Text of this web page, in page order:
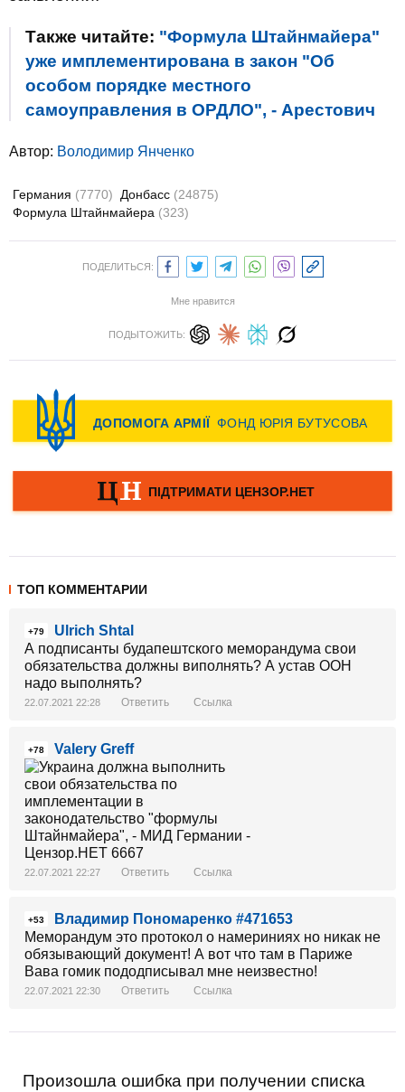
Также читайте: "Формула Штайнмайера"
уже имплементирована в закон "Об
особом порядке местного
самоуправления в ОРДЛО", - Арестович
Автор: Володимир Янченко
Германия (7770) Донбасс (24875)
Формула Штайнмайера (323)
ПОДЕЛИТЬСЯ:
Мне нравится
ПОДЫТОЖИТЬ:
ТОП КОММЕНТАРИИ
+79
Ulrich Shtal
А подписанты будапештского меморандума свои
обязательства должны виполнять? А устав ООН
надо выполнять?
22.07.2021 22:28 Ответить Ссылка
+78 Valery Greff
22.07.2021 22:27 Ответить Ссылка
+53
Владимир Пономаренко #471653
Меморандум это протокол о намериниях но никак не
обязывающий документ! А вот что там в Париже
Вава гомик пододписывал мне неизвестно!
22.07.2021 22:30 Ответить Ссылка
Произошла ошибка при получении списка